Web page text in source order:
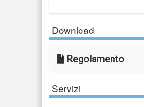
Download
Regolamento
Servizi